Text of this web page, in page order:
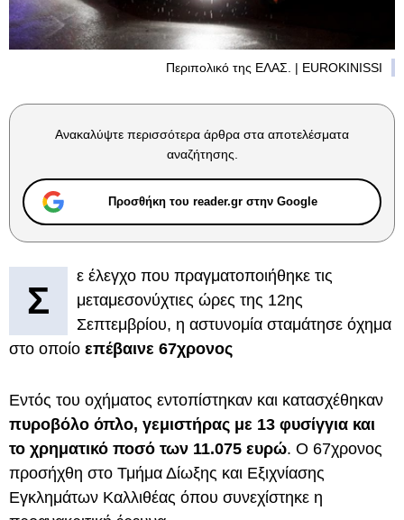
Περιπολικό της ΕΛΑΣ. | EUROKINISSI
Ανακαλύψτε περισσότερα άρθρα στα αποτελέσματα
αναζήτησης.
Προσθήκη του reader.gr στην Google
Σ
ε έλεγχο που πραγματοποιήθηκε τις
μεταμεσονύχτιες ώρες της 12ης
Σεπτεμβρίου, η αστυνομία σταμάτησε όχημα
στο οποίο επέβαινε 67χρονος
Εντός του οχήματος εντοπίστηκαν και κατασχέθηκαν
πυροβόλο όπλο, γεμιστήρας με 13 φυσίγγια και
το χρηματικό ποσό των 11.075 ευρώ. Ο 67χρονος
προσήχθη στο Τμήμα Δίωξης και Εξιχνίασης
Εγκλημάτων Καλλιθέας όπου συνεχίστηκε η